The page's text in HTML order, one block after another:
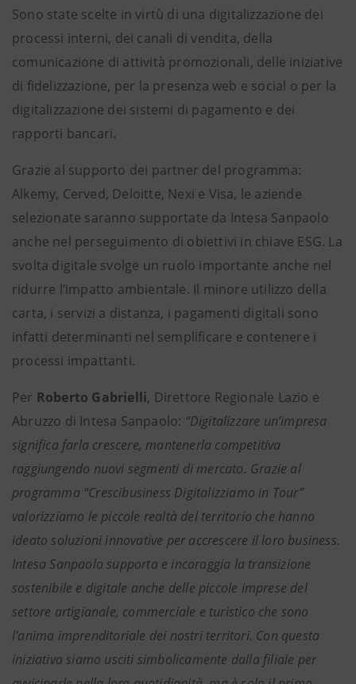
Sono state scelte in virtù di una digitalizzazione dei
processi interni, dei canali di vendita, della
comunicazione di attività promozionali, delle iniziative
di fidelizzazione, per la presenza web e social o per la
digitalizzazione dei sistemi di pagamento e dei
rapporti bancari.
Grazie al supporto dei partner del programma:
Alkemy, Cerved, Deloitte, Nexi e Visa, le aziende
selezionate saranno supportate da Intesa Sanpaolo
anche nel perseguimento di obiettivi in chiave ESG. La
svolta digitale svolge un ruolo importante anche nel
ridurre l’impatto ambientale. Il minore utilizzo della
carta, i servizi a distanza, i pagamenti digitali sono
infatti determinanti nel semplificare e contenere i
processi impattanti.
Per Roberto Gabrielli, Direttore Regionale Lazio e
Abruzzo di Intesa Sanpaolo: “Digitalizzare un’impresa
significa farla crescere, mantenerla competitiva
raggiungendo nuovi segmenti di mercato. Grazie al
programma “Crescibusiness Digitalizziamo in Tour”
valorizziamo le piccole realtà del territorio che hanno
ideato soluzioni innovative per accrescere il loro business.
Intesa Sanpaolo supporta e incoraggia la transizione
sostenibile e digitale anche delle piccole imprese del
settore artigianale, commerciale e turistico che sono
l’anima imprenditoriale dei nostri territori. Con questa
iniziativa siamo usciti simbolicamente dalla filiale per